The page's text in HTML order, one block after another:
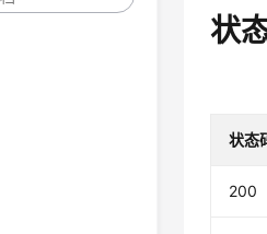
状
状态
200